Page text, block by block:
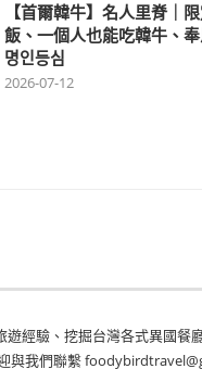
【首爾韓牛】名人里脊｜
飯、一個人也能吃韓牛、奉
명인등심
2026-07-12
遊經驗、挖掘台灣各式異國餐
與我們聯繫